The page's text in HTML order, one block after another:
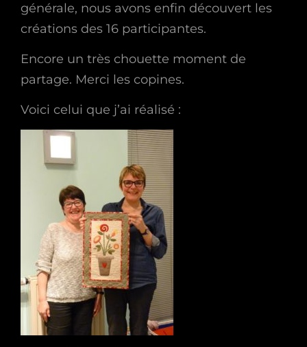
générale, nous avons enfin découvert les
créations des 16 participantes.
Encore un très chouette moment de
partage. Merci les copines.
Voici celui que j’ai réalisé :